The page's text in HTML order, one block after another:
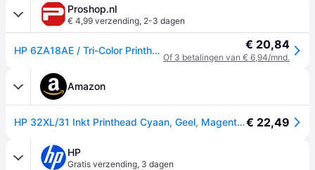
Proshop.nl
€ 4,99 verzending, 2-3 dagen
HP 6ZA18AE / Tri-Color Printhead € 20,84
Of 3 betalingen van € 6,94/mnd.
Amazon
HP 32XL/31 Inkt Printhead Cyaan, Geel, Magenta, 3 kleuren Printkop (6ZA18AE) origineel van HP€ 22,49
HP
Gratis verzending, 3 dagen